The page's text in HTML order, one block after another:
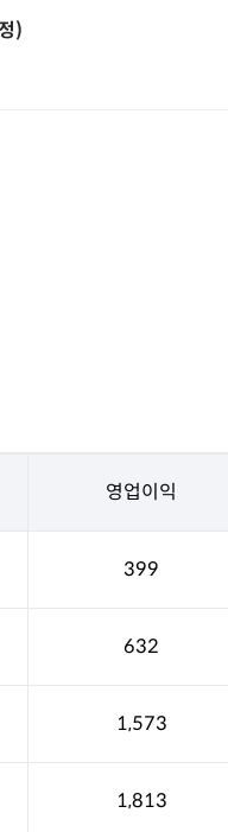
)
영업이익
399
632
1,573
1,813